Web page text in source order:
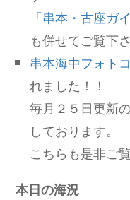
「串本・古座ガ
も併せてご覧下さ
串本海中フォト
れました！！
毎月２５日更新
しております。
こちらも是非ご
本日の海況